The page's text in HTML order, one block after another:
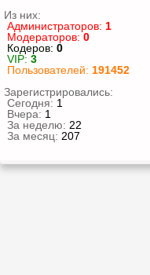
Из них:
Администраторов: 1
Модераторов: 0
Кодеров: 0
VIP: 3
Пользователей: 191452
Зарегистрировались:
Сегодня: 1
Вчера: 1
За неделю: 22
За месяц: 207